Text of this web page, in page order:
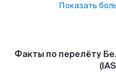
Показать
Факты по перелёту